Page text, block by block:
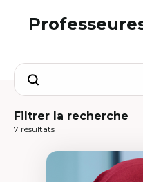
Search
Filtrer la recherche
7 résultats